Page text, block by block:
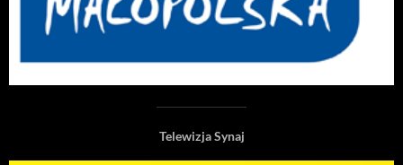
Telewizja Synaj